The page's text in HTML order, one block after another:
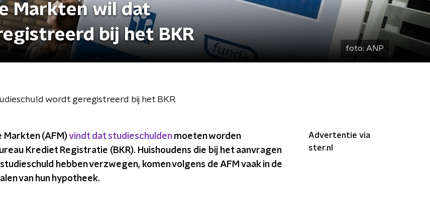
Markten wil dat
bij het BKR
foto: ANP
wordt geregistreerd bij het BKR
Markten (AFM)vindt dat studieschuldenmoeten worden
Krediet Registratie (BKR). Huishoudens die bij het aanvragen
hebben verzwegen, komen volgens de AFM vaak in de
van hun hypotheek.
Advertentie via
ster.nl